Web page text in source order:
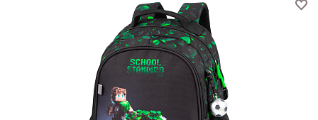
SCHOOL STANDARD